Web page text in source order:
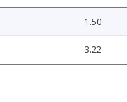
1.50
3.22